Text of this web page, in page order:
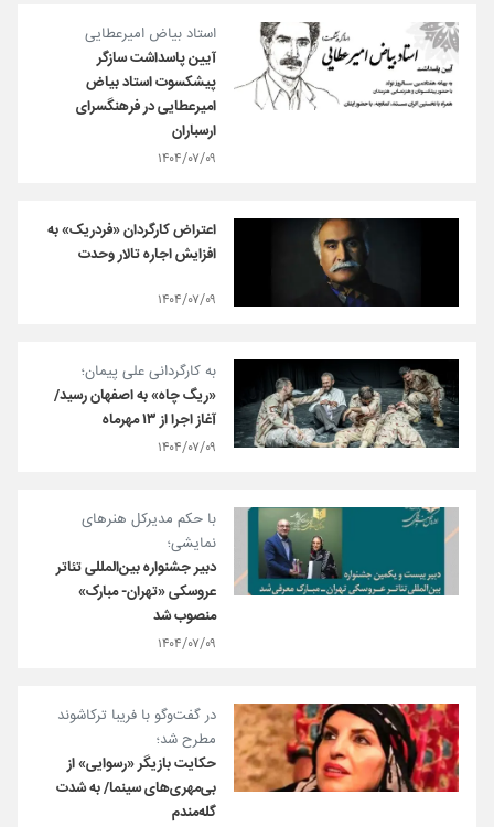
استاد بیاض امیرعطایی
آیین پاسداشت سازگر
پیشکسوت استاد بیاض
امیرعطایی در فرهنگسرای
ارسباران
۱۴۰۴/۰۷/۰۹
اعتراض کارگردان «فردریک» به
افزایش اجاره تالار وحدت
۱۴۰۴/۰۷/۰۹
به کارگردانی علی پیمان؛
«ریگ چاه» به اصفهان رسید/
آغاز اجرا از ۱۳ مهرماه
۱۴۰۴/۰۷/۰۹
با حکم مدیرکل هنرهای
نمایشی؛
دبیر جشنواره بین‌المللی تئاتر
عروسکی «تهران- مبارک»
منصوب شد
۱۴۰۴/۰۷/۰۹
در گفت‌وگو با فریبا ترکاشوند
مطرح شد؛
حکایت بازیگر «رسوایی» از
بی‌مهری‌های سینما/ به شدت
گله‌مندم